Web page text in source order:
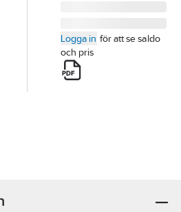
Logga in för att se saldo
och pris